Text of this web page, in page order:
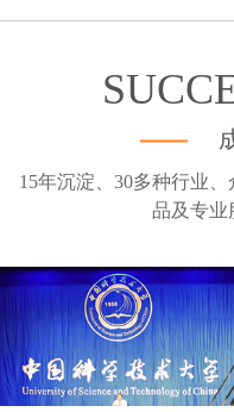
15年沉淀、30多种行业
品及专业